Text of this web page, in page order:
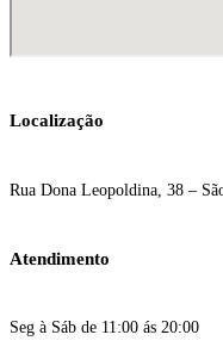
Localização
Rua Dona Leopoldina, 38 –
Atendimento
Seg à Sáb de 11:00 ás 20:00